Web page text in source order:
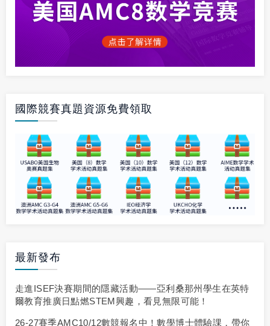
國際競賽真題資源免費領取
最新發布
走進ISEF決賽期間的隱藏活動——亞利桑那州學生在英特
爾教育推廣日點燃STEM興趣，看見無限可能！
26-27賽季AMC10/12數競報名中！數學博士體驗課，帶你